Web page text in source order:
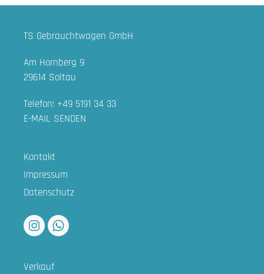
TS Gebrauchtwagen GmbH
Am Hornberg 9
29614 Soltau
Telefon: +49 5191 34 33
E-MAIL SENDEN
Kontakt
Impressum
Datenschutz
Verkauf